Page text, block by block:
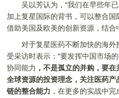
吴以芳认为，“我们在早些年已
加上复星国际的背书，可以整合
借助美国及欧美的创新资源，结合
对于复星医药不断加快的海外
受采访时表示：“要发挥中国市场
协同能力 ，不是孤立的并购，要
全球资源的投资理念，关注医药
链的整合能力 ，在更多的实战中